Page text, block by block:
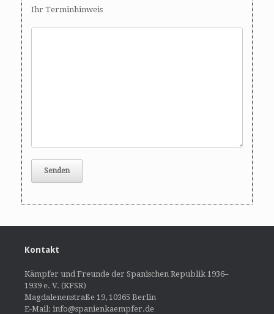
Ihr Terminhinweis
Kontakt
Kämpfer und Freunde der Spanischen Republik 1936–
1939 e. V. (KFSR)
Magdalenenstraße 19, 10365 Berlin
E-Mail: info@spanienkaempfer.de